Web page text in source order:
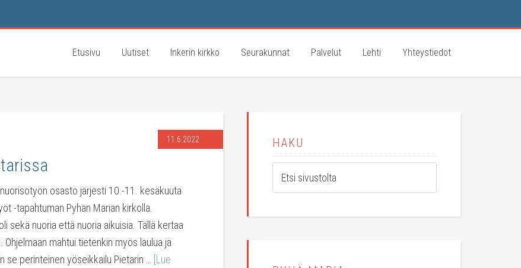
Etusivu Uutiset Inkerin kirkko Seurakunnat Palvelut Lehti Yhteystiedot
11.6.2022
osasto järjesti 10.-11. kesäkuuta
-tapahtuman Pyhän Marian kirkolla.
sekä nuoria että nuoria aikuisia. Tällä kertaa
mahtui tietenkin myös laulua ja
se perinteinen yöseikkailu Pietarin …
[Lue
HAKU